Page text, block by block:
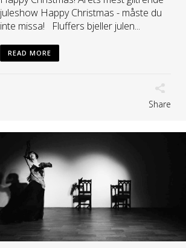
juleshow Happy Christmas - måste du
inte missa! Fluffers bjeller julen...
READ MORE
Share